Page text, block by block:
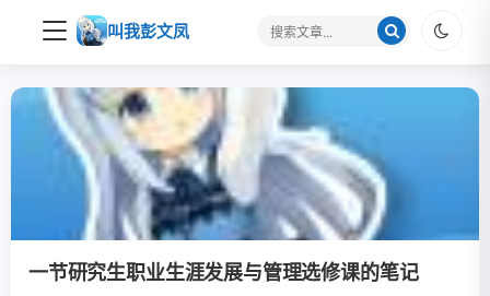
叫我彭文凤
搜
一节研究生职业生涯发展与管理选修课的笔记